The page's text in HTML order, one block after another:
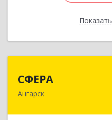
СФЕРА
Ангарск665816, Иркутская